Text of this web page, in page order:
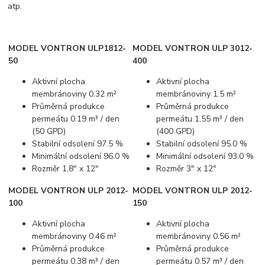
atp.
MODEL VONTRON ULP1812-
50
Aktivní plocha
membránoviny 0.32 m²
Průměrná produkce
permeátu 0.19 m³ / den
(50 GPD)
Stabilní odsolení 97.5 %
Minimální odsolení 96.0 %
Rozměr 1,8" x 12"
MODEL VONTRON ULP 3012-
400
Aktivní plocha
membránoviny 1.5 m²
Průměrná produkce
permeátu 1,55 m³ / den
(400 GPD)
Stabilní odsolení 95.0 %
Minimální odsolení 93.0 %
Rozměr 3" x 12"
MODEL VONTRON ULP 2012-
100
Aktivní plocha
membránoviny 0.46 m²
Průměrná produkce
permeátu 0.38 m³ / den
MODEL VONTRON ULP 2012-
150
Aktivní plocha
membránoviny 0.56 m²
Průměrná produkce
permeátu 0.57 m³ / den